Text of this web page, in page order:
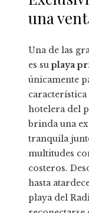
una
Una de las
es suplaya
únicamente
hotelera del
brinda una
tranquila
multitudes
costeros.
hasta
playa del